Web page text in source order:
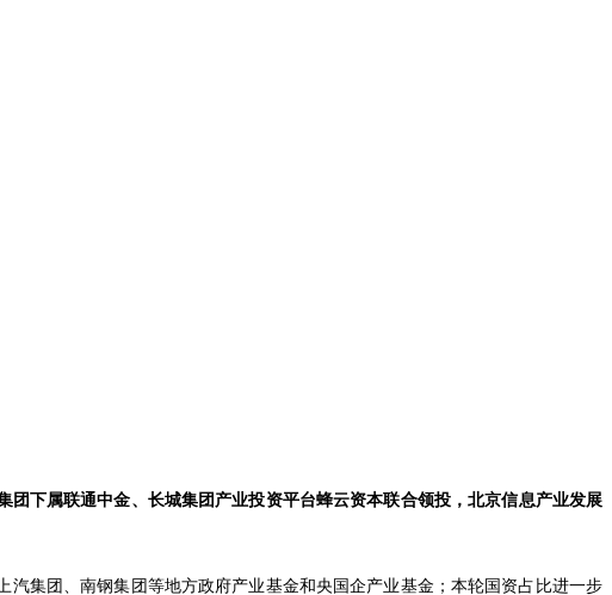
下属联通中金、长城集团产业投资平台蜂云资本联合领投，北京信息产业发展
集团、南钢集团等地方政府产业基金和央国企产业基金；本轮国资占比进一步